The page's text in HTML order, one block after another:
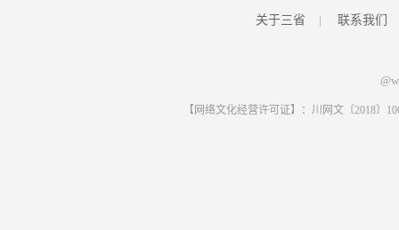
关于三省 | 联系我们
【网络文化经营许可证】：川网文〔2018